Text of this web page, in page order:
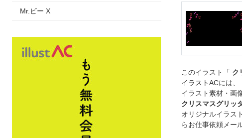
Mr.ビー X
このイラスト「 ク
イラストACには
イラスト素材・画
クリスマスグリッ
オリジナルイラス
らお仕事依頼メー